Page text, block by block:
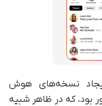
نسخه‌های هوش
بود، که در ظاهر شبیه